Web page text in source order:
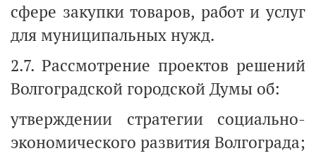
сфере закупки товаров, работ и услуг
для муниципальных нужд.
2.7. Рассмотрение проектов решений
Волгоградской городской Думы об:
утверждении стратегии социально-
экономического развития Волгограда;